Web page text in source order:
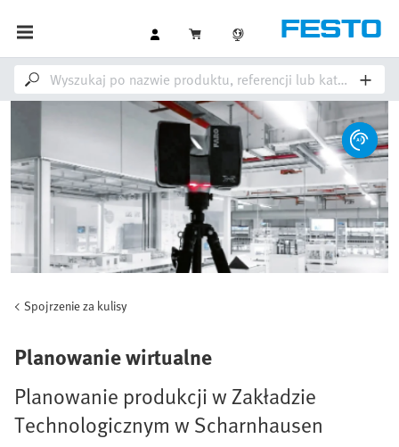
Spojrzenie za kulisy
Planowanie wirtualne
Planowanie produkcji w Zakładzie
Technologicznym w Scharnhausen